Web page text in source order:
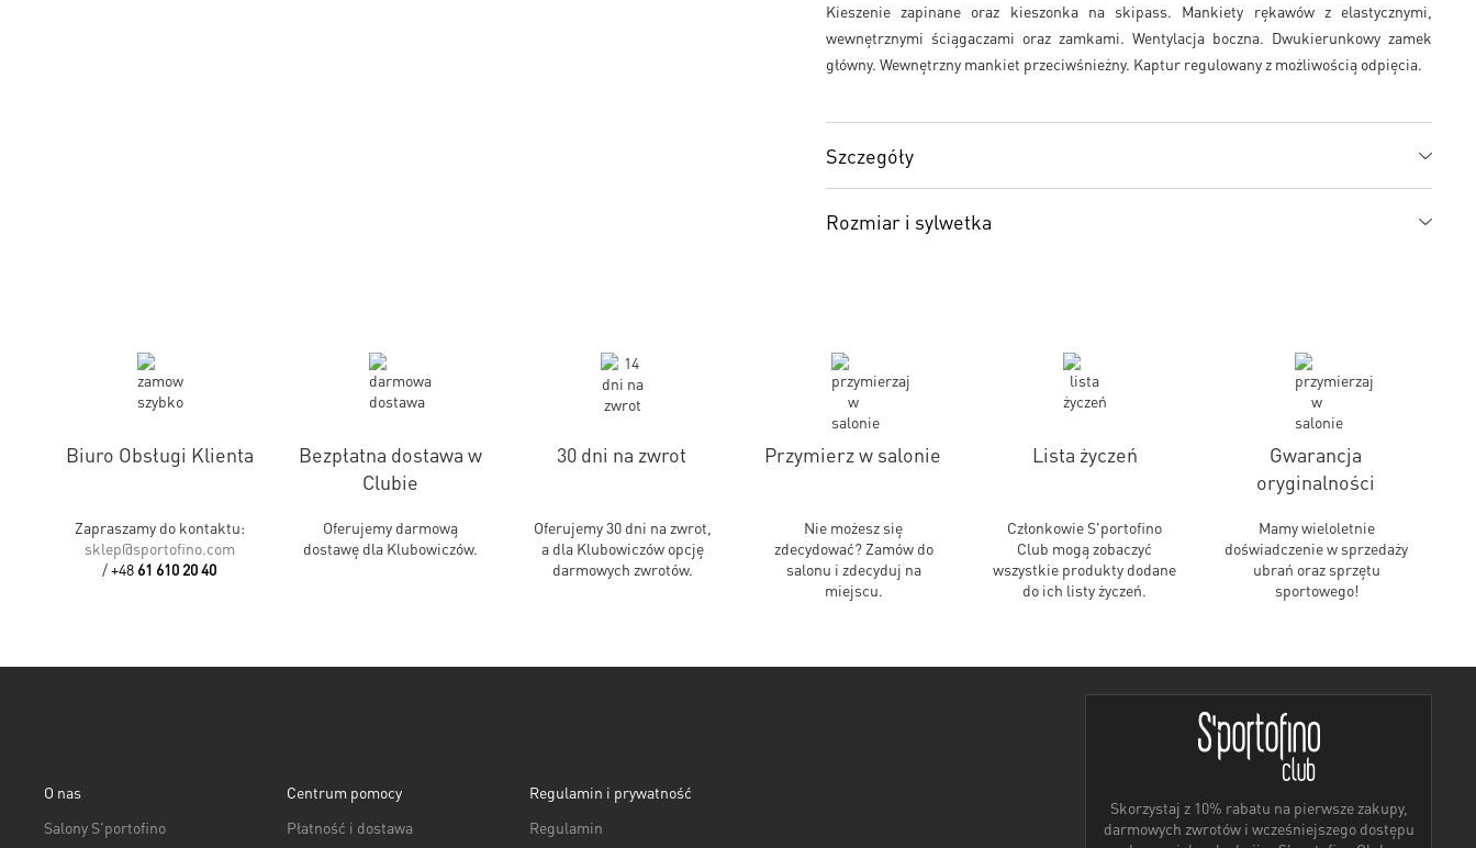
Kieszenie zapinane oraz kieszonka na skipass. Mankiety rękawów z elastycznymi,
wewnętrznymi ściągaczami oraz zamkami. Wentylacja boczna. Dwukierunkowy zamek
główny. Wewnętrzny mankiet przeciwśnieżny. Kaptur regulowany z możliwością odpięcia.
Szczegóły
Rozmiar i sylwetka
Biuro Obsługi Klienta
Zapraszamy do kontaktu:
sklep@sportofino.com
/+48 61 610 20 40
Bezpłatna dostawa w
Clubie
Oferujemy darmową
dostawę dla Klubowiczów.
30 dni na zwrot
Oferujemy 30 dni na zwrot,
a dla Klubowiczów opcję
darmowych zwrotów.
Przymierz w salonie
Nie możesz się
zdecydować? Zamów do
salonu i zdecyduj na
miejscu.
Lista życzeń
Członkowie S'portofino
Club mogą zobaczyć
wszystkie produkty dodane
do ich listy życzeń.
Gwarancja
oryginalności
Mamy wieloletnie
doświadczenie w sprzedaży
ubrań oraz sprzętu
sportowego!
Skorzystaj z 10% rabatu na pierwsze zakupy,
darmowych zwrotów i wcześniejszego dostępu
O nas
Salony S'portofino
Centrum pomocy
Płatność i dostawa
Regulamin i prywatność
Regulamin